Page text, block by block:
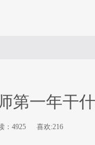
第一年干
：4925 喜欢:216